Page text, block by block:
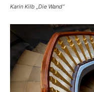
Karin Kilb „Die Wand“